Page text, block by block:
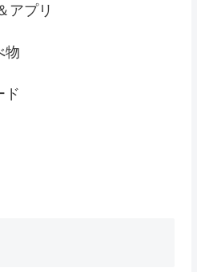
アプリ
物
ド